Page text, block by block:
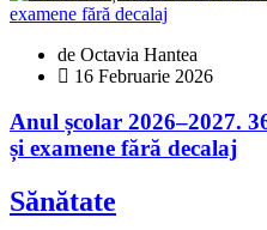
de Octavia Hantea
16 Februarie 2026
Anul școlar 2026–2027.
și examene fără decalaj
Sănătate